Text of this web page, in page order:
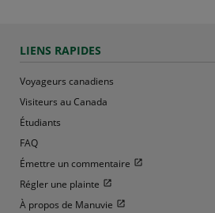
LIENS RAPIDES
Voyageurs canadiens
Visiteurs au Canada
Étudiants
FAQ
Émettre un commentaire Ouvrir dans une
Régler une plainte Ouvrir dans une nouvelle
À propos de Manuvie Ouvrir dans une